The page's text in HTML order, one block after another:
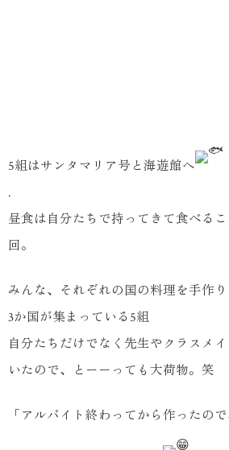
5組はサンタマリア号と海遊館へ
.
昼食は自分たちで持ってきて食べる
回。
みんな、それぞれの国の料理を手作
3か国が集まっている5組
自分たちだけでなく先生やクラスメ
いたので、とーーっても大荷物。笑
「アルバイト終わってから作ったの